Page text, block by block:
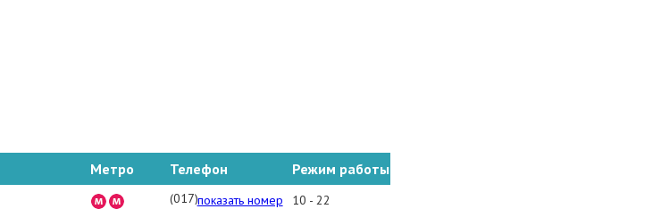
Метро Телефон Режим работы
(017) 227-83-66
показать номер
10 - 22